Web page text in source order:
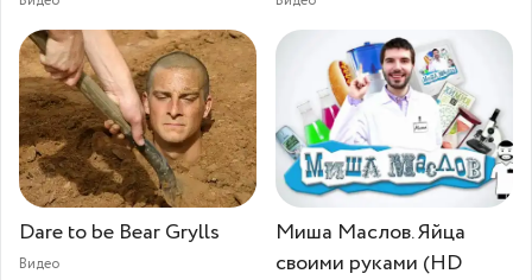
Dare to be Bear Grylls
Видео
Миша Маслов. Яйца
своими руками (HD